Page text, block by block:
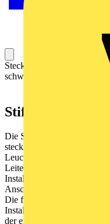
Stecker; mit
schwarz
Stiftleiste
Die Stiftleiste
®
steckbare Lösung für Ihre
Leuchtenanschluss oder
Leiterplatte, im
Installationssteckverbindern
Anschluss an
Die farbliche und
Installationssteckverbinder
der einzelnen